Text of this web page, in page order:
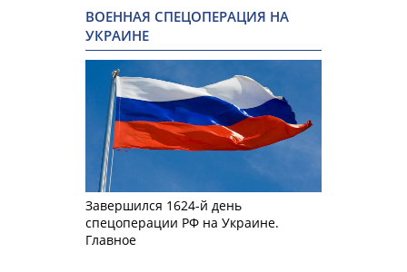
ВОЕННАЯ СПЕЦОПЕРАЦИЯ НА
УКРАИНЕ
Завершился 1624-й день
спецоперации РФ на Украине.
Главное